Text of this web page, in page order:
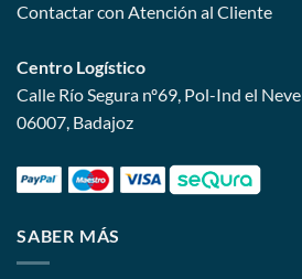
Contactar con Atención al Cliente
Centro Logístico
Calle Río Segura nº69, Pol-Ind el
06007, Badajoz
SABER MÁS